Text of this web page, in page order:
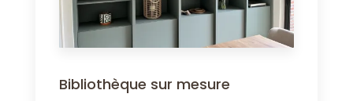
Bibliothèque sur mesure